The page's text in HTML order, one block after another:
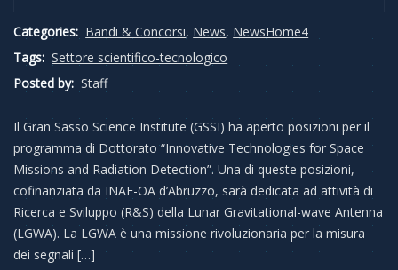
Categories: Bandi & Concorsi, News, NewsHome4
Tags: Settore scientifico-tecnologico
Posted by: Staff
Il Gran Sasso Science Institute (GSSI) ha aperto posizioni per il
programma di Dottorato “Innovative Technologies for Space
Missions and Radiation Detection”. Una di queste posizioni,
cofinanziata da INAF-OA d’Abruzzo, sarà dedicata ad attività di
Ricerca e Sviluppo (R&S) della Lunar Gravitational-wave Antenna
(LGWA). La LGWA è una missione rivoluzionaria per la misura
dei segnali […]